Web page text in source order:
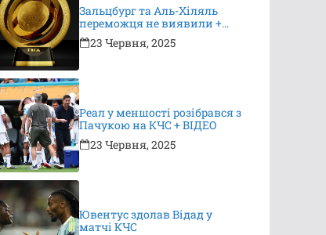
Зальцбург та Аль-Хіляль
переможця не виявили +
ВІДЕО
23 Червня, 2025
Реал у меншості розібрався з
Пачукою на КЧС + ВІДЕО
23 Червня, 2025
Ювентус здолав Відад у
матчі КЧС